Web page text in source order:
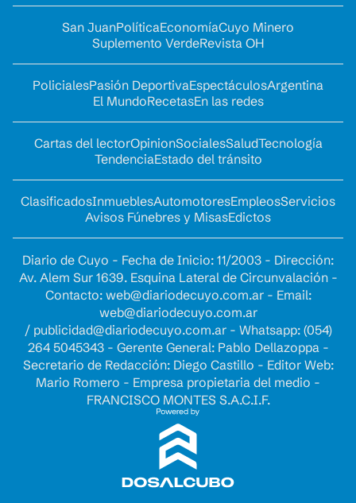
San JuanPolíticaEconomíaCuyo Minero
Suplemento VerdeRevista OH
PolicialesPasión DeportivaEspectáculosArgentina
El MundoRecetasEn las redes
Cartas del lectorOpinionSocialesSaludTecnología
TendenciaEstado del tránsito
ClasificadosInmueblesAutomotoresEmpleosServicios
Avisos Fúnebres y MisasEdictos
Diario de Cuyo - Fecha de Inicio: 11/2003 - Dirección:
Av. Alem Sur 1639. Esquina Lateral de Circunvalación -
Contacto: web@diariodecuyo.com.ar- Email:
web@diariodecuyo.com.ar
/ publicidad@diariodecuyo.com.ar- Whatsapp: (054)
264 5045343 - Gerente General: Pablo Dellazoppa -
Secretario de Redacción: Diego Castillo - Editor Web:
Mario Romero - Empresa propietaria del medio -
FRANCISCO MONTES S.A.C.I.F.